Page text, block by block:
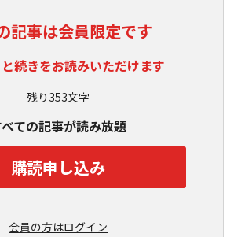
記事は会員限定です
続きをお読みいただけます
残り353文字
ての記事が読み放題
購読申し込み
会員の方はログイン